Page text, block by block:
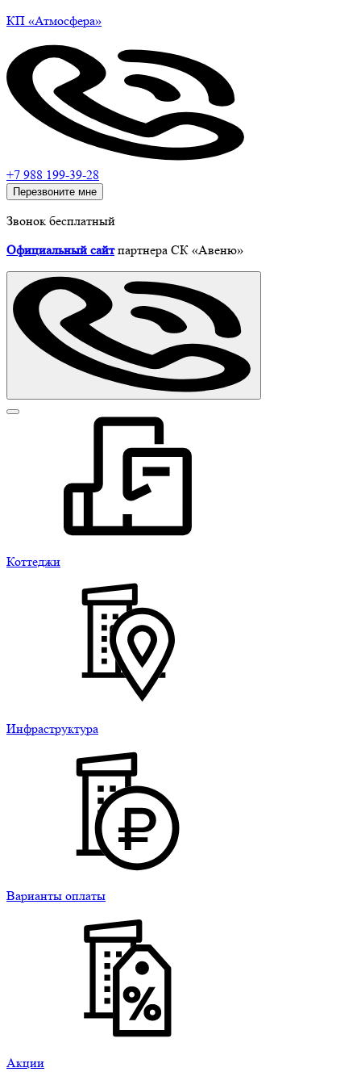
КП «Атмосфера»
+7 988 199-39-28
Перезвоните мне
Звонок бесплатный
Официальный сайтпартнера СК «Авеню»
Коттеджи
Инфраструктура
Варианты оплаты
Акции